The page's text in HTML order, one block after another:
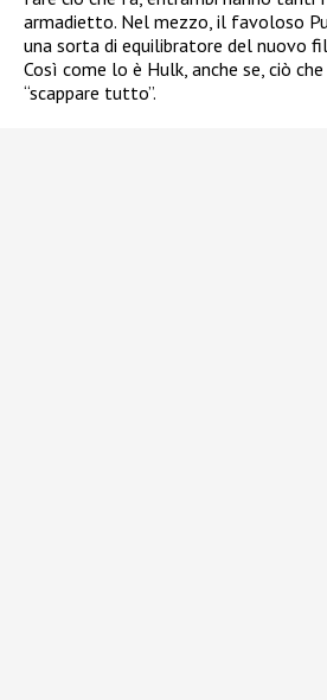
armadietto. Nel mezzo, il favoloso
una sorta di equilibratore del nuovo
Così come lo è Hulk, anche se, ciò
“scappare tutto”.